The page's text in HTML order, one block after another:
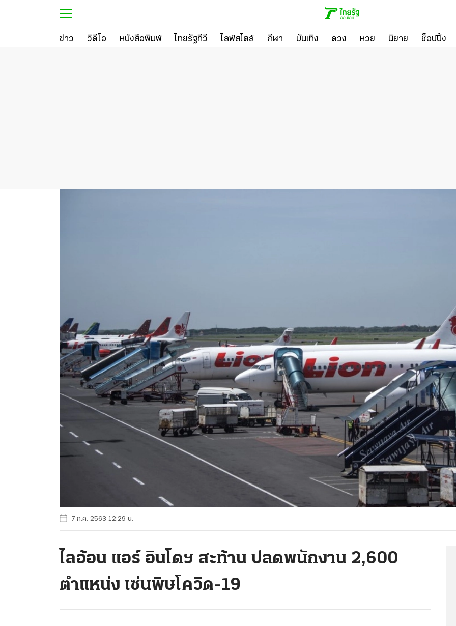
ข่าว วิดีโอ หนังสือพิมพ์ ไทยรัฐทีวี ไลฟ์สไตล์ กีฬา บันเทิง ดวง หวย นิยาย ช็อปปิ้ง
7 ก.ค. 2563 12:29 น.
ไลอ้อน แอร์ อินโดฯ สะท้าน ปลดพนักงาน 2,600
ตำแหน่ง เซ่นพิษโควิด-19